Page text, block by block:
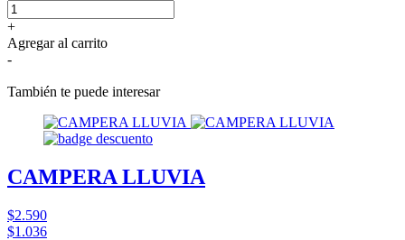
+
Agregar al carrito
-
También te puede interesar
CAMPERA LLUVIA
$2.590
$1.036